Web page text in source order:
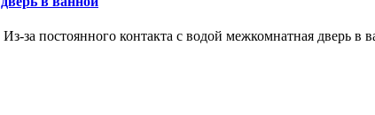
постоянного контакта с водой межкомнатная дверь в